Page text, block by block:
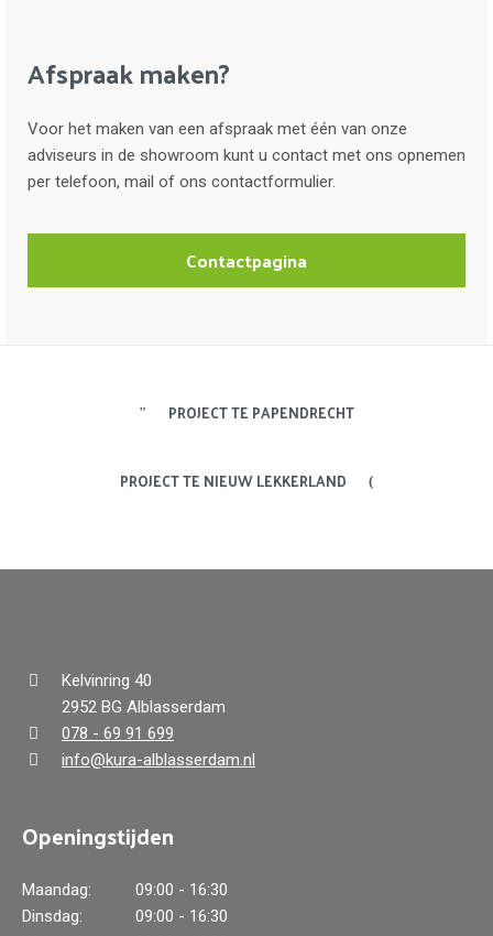
Afspraak maken?
Voor het maken van een afspraak met één van onze
adviseurs in de showroom kunt u contact met ons opnemen
per telefoon, mail of ons contactformulier.
Contactpagina
PROJECT TE PAPENDRECHT
PROJECT TE NIEUW LEKKERLAND
Kelvinring 40
2952 BG Alblasserdam
078 - 69 91 699
info@kura-alblasserdam.nl
Openingstijden
Maandag:
09:00 - 16:30
Dinsdag:
09:00 - 16:30